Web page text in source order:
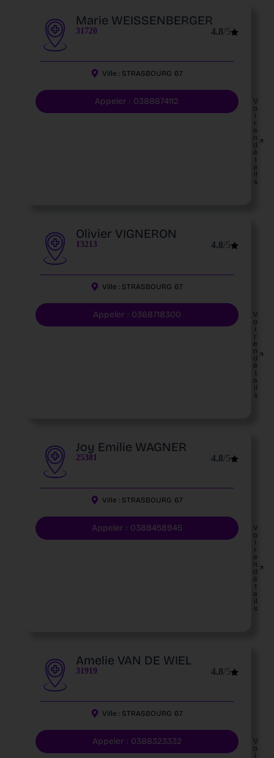
Marie WEISSENBERGER
31720 4.8/5
Ville : STRASBOURG 67
Appeler : 0388674112
V
o
i
r
e
n
d
é
t
a
il
s
Olivier VIGNERON
13213 4.8/5
Ville : STRASBOURG 67
Appeler : 0368718300
V
o
i
r
e
n
d
é
t
a
il
s
Joy Emilie WAGNER
25381 4.8/5
Ville : STRASBOURG 67
Appeler : 0388458945
V
o
i
r
e
n
d
é
t
a
il
s
Amelie VAN DE WIEL
31919 4.8/5
Ville : STRASBOURG 67
Appeler : 0388323332
V
o
i